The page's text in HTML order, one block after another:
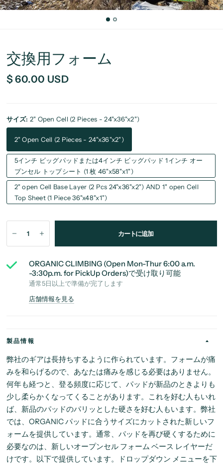
交換用フォーム
$ 60.00 USD
サイズ: 2" Open Cell (2 Pieces - 24"x36"x2")
2" Open Cell (2 Pieces - 24"x36"x2")
5インチ ビッグパッドまたは4インチ ビッグパッド 1インチ オー
プンセル トップシート (1 枚 46"x58"x1")
2" open Cell Base Layer (2 Pcs 24"x36"x2") AND 1" open Cell
Top Sheet (1 Piece 36"x48"x1")
カートに追加
ORGANIC CLIMBING (Open Mon-Thur 6:00 a.m.
-3:30p.m. for PickUp Orders)で受け取り可能
通常5日以上で準備が完了します
店舗情報を見る
製品情報
弊社のギアは長持ちするように作られています。フォームが痛
みを和らげるので、あなたは痛みを感じる必要はありません。
何年も経つと、登る頻度に応じて、パッドが新品のときよりも
少し柔らかくなってくることがあります。これを好む人もいれ
ば、新品のパッドのパリッとした硬さを好む人もいます。弊社
では、ORGANIC パッドに合うサイズにカットされた新しいフ
ォームを提供しています。通常、パッドを再び硬くするために
必要なのは、新しいオープンセル フォーム ベース レイヤーだ
けです。以下で提供しています。ドロップダウン メニューを下